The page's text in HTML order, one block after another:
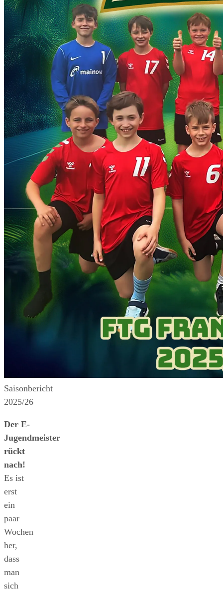
Saisonbericht
2025/26
Der E-
Jugendmeister
rückt
nach!
Es ist
erst
ein
paar
Wochen
her,
dass
man
sich